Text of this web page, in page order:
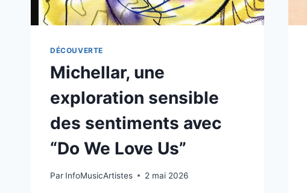
DÉCOUVERTE
Michellar, une
exploration sensible
des sentiments avec
“Do We Love Us”
Par InfoMusicArtistes 2 mai 2026